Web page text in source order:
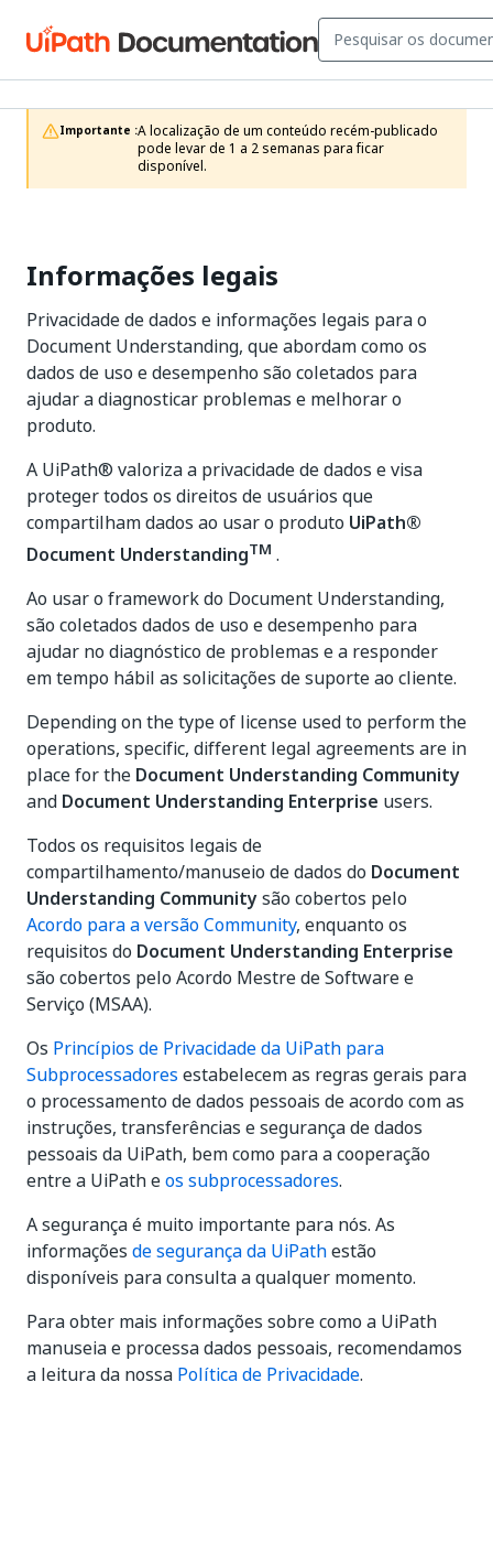
Importante :A localização de um conteúdo recém-publicado
pode levar de 1 a 2 semanas para ficar
disponível.
Informações legais
Privacidade de dados e informações legais para o
Document Understanding, que abordam como os
dados de uso e desempenho são coletados para
ajudar a diagnosticar problemas e melhorar o
produto.
A UiPath® valoriza a privacidade de dados e visa
proteger todos os direitos de usuários que
compartilham dados ao usar o produto UiPath®
Document UnderstandingTM .
Ao usar o framework do Document Understanding,
são coletados dados de uso e desempenho para
ajudar no diagnóstico de problemas e a responder
em tempo hábil as solicitações de suporte ao cliente.
Depending on the type of license used to perform the
operations, specific, different legal agreements are in
place for the Document Understanding Community
and Document Understanding Enterprise users.
Todos os requisitos legais de
compartilhamento/manuseio de dados do Document
Understanding Communitysão cobertos pelo
Acordo para a versão Community, enquanto os
requisitos do Document Understanding Enterprise
são cobertos pelo Acordo Mestre de Software e
Serviço (MSAA).
Os Princípios de Privacidade da UiPath para
Subprocessadores estabelecem as regras gerais para
o processamento de dados pessoais de acordo com as
instruções, transferências e segurança de dados
pessoais da UiPath, bem como para a cooperação
entre a UiPath eos subprocessadores.
A segurança é muito importante para nós. As
informações de segurança da UiPathestão
disponíveis para consulta a qualquer momento.
Para obter mais informações sobre como a UiPath
manuseia e processa dados pessoais, recomendamos
a leitura da nossa Política de Privacidade.